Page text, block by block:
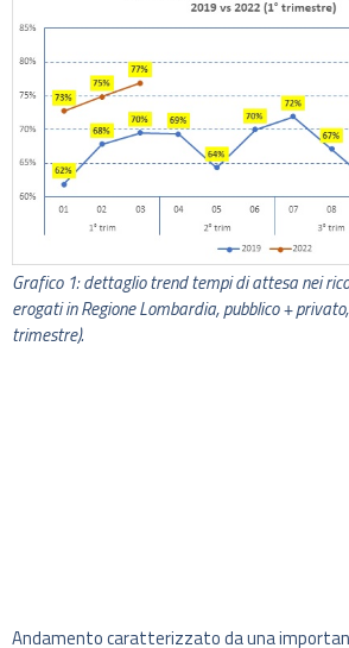
Grafico 1: dettaglio trend tempi di attesa nei
erogati in Regione Lombardia, pubblico +
trimestre).
Andamento caratterizzato da una